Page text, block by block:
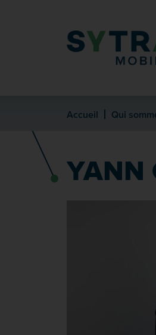
Accueil Qui
YANN